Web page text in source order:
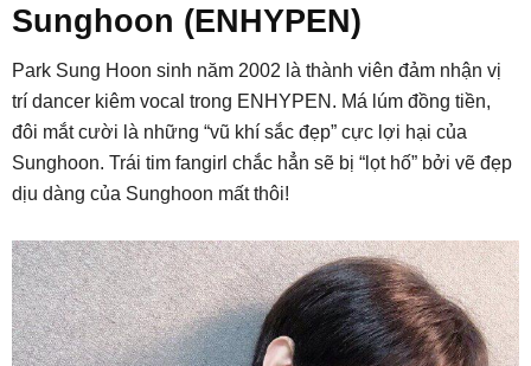
Sunghoon (ENHYPEN)
Park Sung Hoon sinh năm 2002 là thành viên đảm nhận vị
trí dancer kiêm vocal trong ENHYPEN. Má lúm đồng tiền,
đôi mắt cười là những “vũ khí sắc đẹp” cực lợi hại của
Sunghoon. Trái tim fangirl chắc hẳn sẽ bị “lọt hố” bởi vẽ đẹp
dịu dàng của Sunghoon mất thôi!